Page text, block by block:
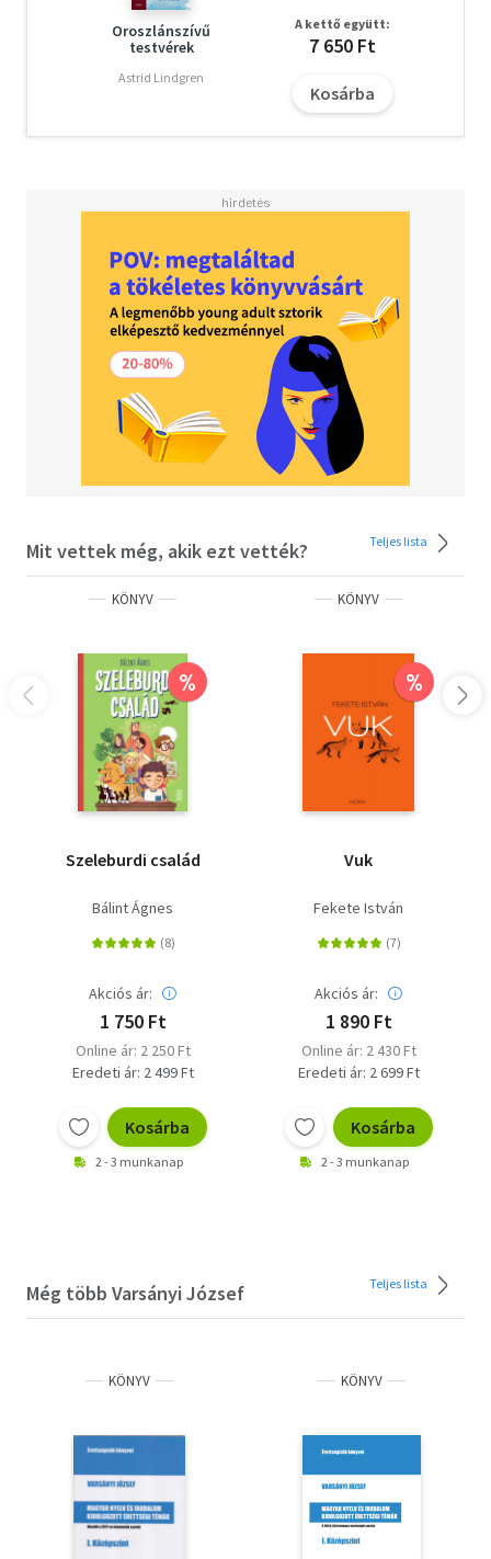
Oroszlánszívű
testvérek
Astrid Lindgren
A kettő együtt:
7 650 Ft
Kosárba
Mit vettek még, akik ezt vették? Teljes lista
KÖNYV
%
Szeleburdi család
Bálint Ágnes
Akciós ár:
1 750 Ft
Online ár: 2 250 Ft
Eredeti ár: 2 499 Ft
Kosárba
2 - 3 munkanap
KÖNYV
%
Vuk
Fekete István
Akciós ár:
1 890 Ft
Online ár: 2 430 Ft
Eredeti ár: 2 699 Ft
Kosárba
2 - 3 munkanap
Még több Varsányi József Teljes lista
KÖNYV KÖNYV